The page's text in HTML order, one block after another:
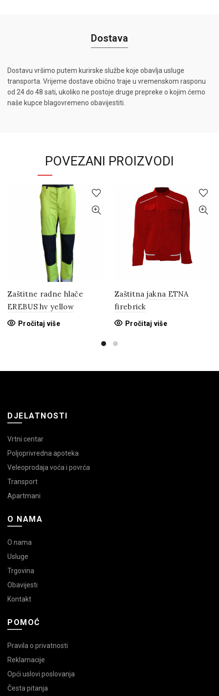
Dostava
Dostavu vršimo putem kurirske službe koje obavlja usluge
transporta. Vrijeme dostave obično traje u vremenskom rasponu
od 24 do 48 sati, ukoliko ne postoje druge prepreke o kojim ćemo
naše kupce blagovremeno obavijestiti.
POVEZANI PROIZVODI
Zaštitne radne hlače
EREBUS hv yellow
Pročitaj više
Zaštitna jakna ETNA
firebrick
Pročitaj više
DJELATNOSTI
Vrtni centar
Poljoprivredna apoteka
Veleoprodaja voća i povrća
Transport
Apartmani
O NAMA
O nama
Usluge
Trgovina
Obavijesti
Kontakt
POMOĆ
Pravila o privatnosti
Reklamacije
Opći uslovi poslovanja
Česta pitanja